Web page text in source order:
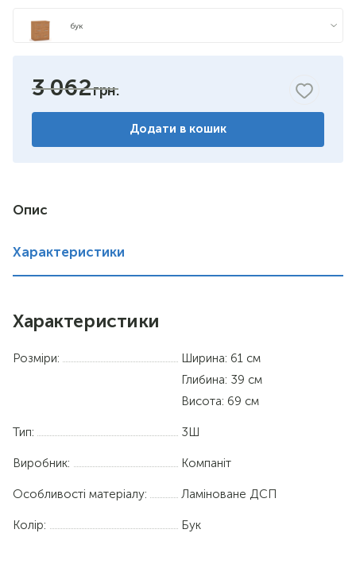
бук
горіх
венге комбіноване
3 062
Додати в кошик
Опис
Характеристики
Характеристики
Розміри:
Ширина: 61 см
Глибина: 39 см
Висота: 69 см
Тип: 3Ш
Виробник: Компаніт
Особливості матеріалу: Ламіноване ДСП
Колір: Бук